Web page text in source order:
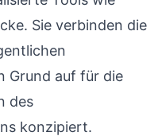
Sie verbinden die
Grund auf für die
des
konzipiert.